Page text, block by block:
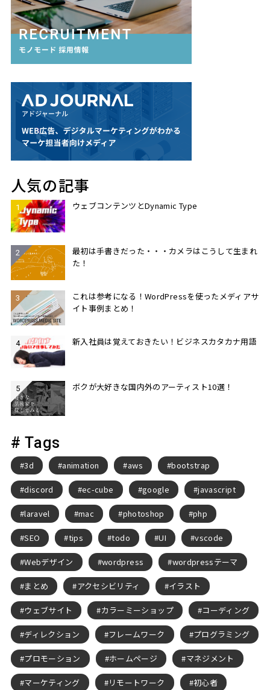
人気の記事
ウェブコンテンツとDynamic Type
最初は手書きだった・・・カメラはこうして生まれ
た！
これは参考になる！WordPressを使ったメディアサ
イト事例まとめ！
新入社員は覚えておきたい！ビジネスカタカナ用語
ボクが大好きな国内外のアーティスト10選！
# Tags
3d animation aws bootstrap
discord ec-cube google javascript
laravel mac photoshop php
SEO tips todo UI vscode
Webデザイン wordpress wordpressテーマ
まとめ アクセシビリティ イラスト
ウェブサイト カラーミーショップ コーディング
ディレクション フレームワーク プログラミング
プロモーション ホームページ マネジメント
マーケティング リモートワーク 初心者